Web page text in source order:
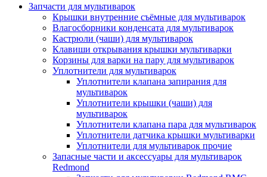
Запчасти для мультиварок
Крышки внутренние съёмные для мультиварок
Влагосборники конденсата для мультиварок
Кастрюли (чаши) для мультиварок
Клавиши открывания крышки мультиварки
Корзины для варки на пару для мультиварок
Уплотнители для мультиварок
Уплотнители клапана запирания для
мультиварок
Уплотнители крышки (чаши) для
мультиварок
Уплотнители клапана пара для мультиварок
Уплотнители датчика крышки мультиварки
Уплотнители для мультиварок прочие
Запасные части и аксессуары для мультиварок
Redmond